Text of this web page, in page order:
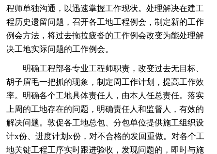
程师单独沟通，以迅速掌握工作现状。处理解决在建工
程历史遗留问题，召开各工地工程例会，制定新的工作
例会方法，将过去拖拉疲沓的工作例会改变为能处理解
决工地实际问题的工作例会。
明确工程部各专业工程师职责，改变过去无目标、
胡子眉毛一把抓的现象，制定周工作计划，提高工作效
率。明确各个工地具体责任人，由本人任总责任。落实
上周的工地存在的问题，明确责任人和监督人，有效的
解决问题。敦促各工地总包、分包单位提供施工组织设
计x份、进度计划x份，对不合格的发回重做。对各个工
地关键工程工序实时跟进验收，发现问题的，即时与施